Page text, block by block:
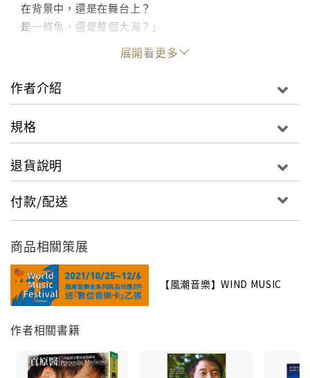
在背景中，還是在舞台上？
是一條魚，還是整個大海？」
這套專輯談的是喜悅和希望
在聲音和圖像中，一個念頭轉變
把全部的你找回來
在一疊公務回收紙的背後
最真誠的楊定一博士手繪圖稿
（圖：手繪筆記封面 ＋ 跨頁圖）
CD1/ 有·沒有
把無限大意識集中在這小小的我
忘了舞台背後那無限大的背景
太過認真的演戲，卻被故事綁住了
展開看更多
作者介紹
規格
退貨說明
付款/配送
商品相關策展
【風潮音樂】WIND MUSIC
作者相關書籍